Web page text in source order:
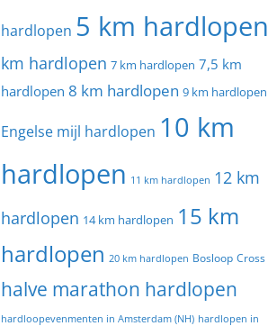
hardlopen 5 km hardlopen
km hardlopen 7 km hardlopen 7,5 km
hardlopen 8 km hardlopen 9 km hardlopen
Engelse mijl hardlopen 10 km
hardlopen 11 km hardlopen 12 km
hardlopen 14 km hardlopen 15 km
hardlopen 20 km hardlopen Bosloop Cross
halve marathon hardlopen
hardloopevenmenten in Amsterdam (NH) hardlopen in